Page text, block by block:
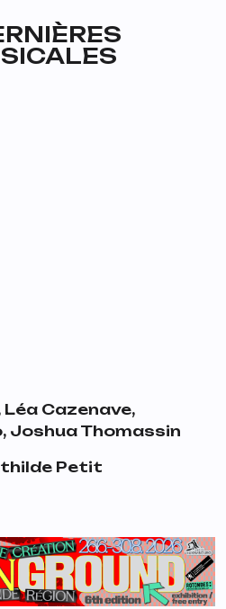
Léa Cazenave,
Joshua Thomassin
Petit